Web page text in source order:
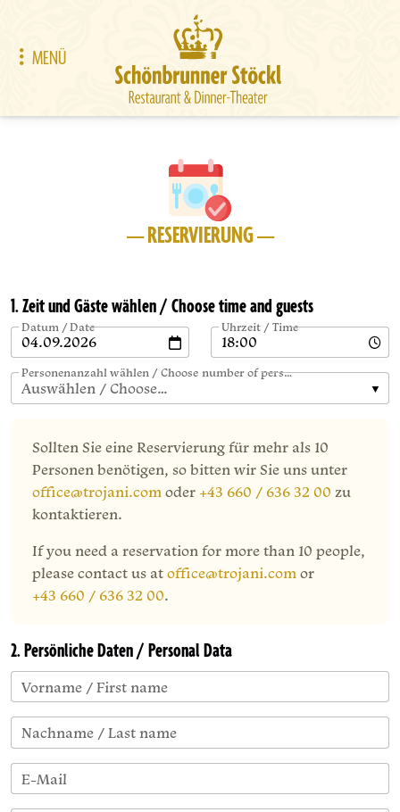
MENÜ
— RESERVIERUNG —
1. Zeit und Gäste wählen / Choose time and guests
Datum / Date Uhrzeit / Time
Personenanzahl wählen / Choose number of persons
Auswählen / Choose…
Sollten Sie eine Reservierung für mehr als 10
Personen benötigen, so bitten wir Sie uns unter
office@trojani.com oder +43 660 / 636 32 00 zu
kontaktieren.
If you need a reservation for more than 10 people,
please contact us at office@trojani.com or
+43 660 / 636 32 00.
2. Persönliche Daten / Personal Data
Vorname / First name
Nachname / Last name
E-Mail